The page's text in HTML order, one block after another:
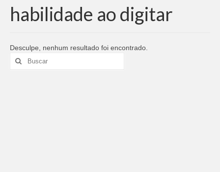
Área do Candidato
Meus Currículos
habilidade ao digitar
Desculpe, nenhum resultado foi encontrado.
Buscar
por: